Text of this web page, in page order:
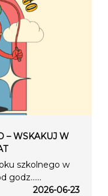
– WSKAKUJ W
szkolnego w
godz…...
2026-06-23